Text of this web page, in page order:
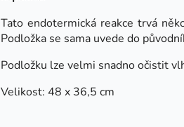
Tato endotermická reakce trvá
Podložka se sama uvede do
Podložku lze velmi snadno očistit
Velikost: 48 x 36,5 cm